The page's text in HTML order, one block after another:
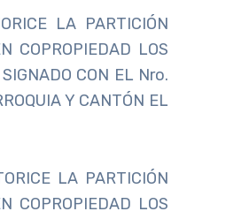
LA PARTICIÓN
COPROPIEDAD LOS
CON EL Nro.
Y CANTÓN EL
LA PARTICIÓN
COPROPIEDAD LOS